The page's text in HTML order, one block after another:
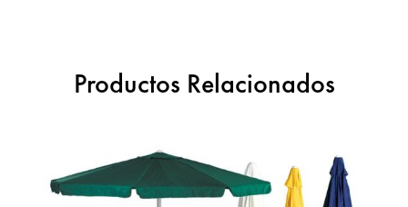
Productos Relacionados